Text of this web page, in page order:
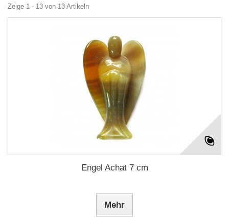
Zeige 1 - 13 von 13 Artikeln
Engel Achat 7 cm
Mehr